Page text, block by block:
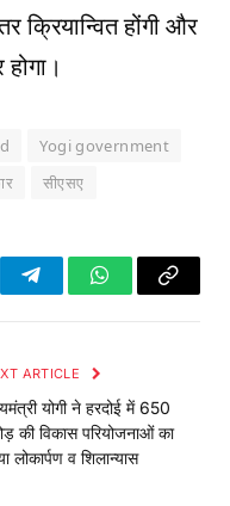
क्रियान्वित होंगी और
Yogi government
सीएसए
TelegramWhatsApp
Copy
ARTICLE
योगी ने हरदोई में 650
की विकास परियोजनाओं का
लोकार्पण व शिलान्यास